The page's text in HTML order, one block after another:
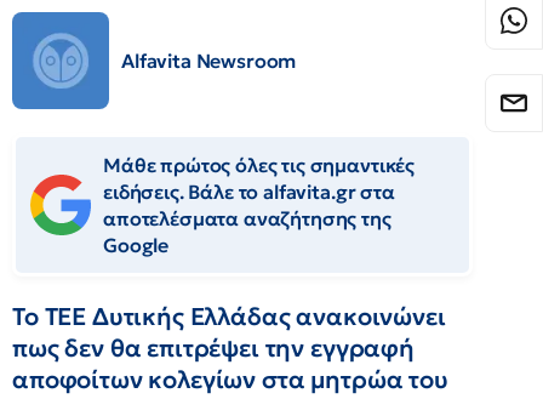
Alfavita Newsroom
Μάθε πρώτος όλες τις σημαντικές
ειδήσεις. Βάλε το alfavita.gr στα
αποτελέσματα αναζήτησης της
Google
Το ΤΕΕ Δυτικής Ελλάδας ανακοινώνει
πως δεν θα επιτρέψει την εγγραφή
αποφοίτων κολεγίων στα μητρώα του